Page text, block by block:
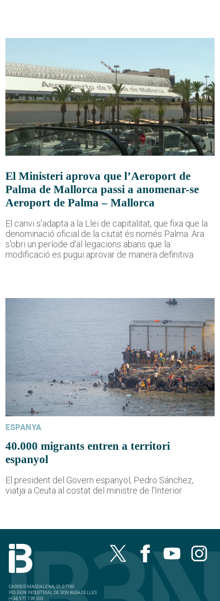
El Ministeri aprova que l’Aeroport de
Palma de Mallorca passi a anomenar-se
Aeroport de Palma – Mallorca
El canvi s'adapta a la Llei de capitalitat, que fixa que la
denominació oficial de la ciutat és només Palma. Ara
s'obri un període d'al·legacions abans que la
modificació es pugui aprovar de manera definitiva.
ESPANYA
40.000 migrants entren a territori
espanyol
El president del Govern espanyol, Pedro Sánchez,
viatja a Ceuta al costat del ministre de l'Interior
CARRER MAGDALENA, 21, 07180
POLÍGON INDUSTRIAL DE SON BUGADELLES
(+34) 971 139 333